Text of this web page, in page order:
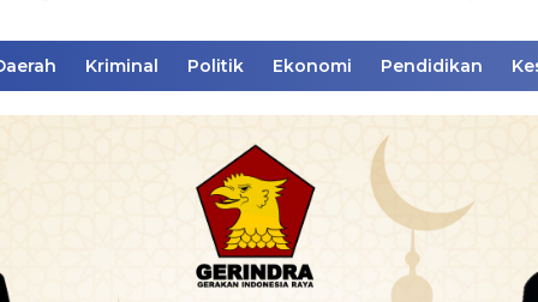
Kriminal Politik Ekonomi Pendidikan